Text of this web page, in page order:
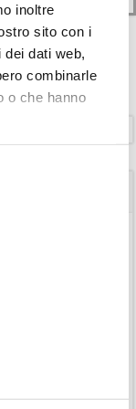
inoltre
sito con i
dati web,
combinarle
o che hanno
Biagio